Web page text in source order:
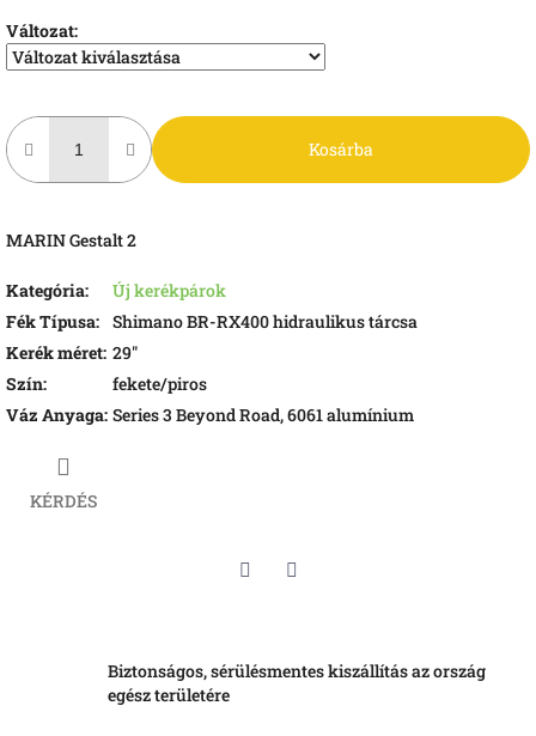
Változat:
Kosárba
MARIN Gestalt 2
Kategória:
Új kerékpárok
Fék Típusa: Shimano BR-RX400 hidraulikus tárcsa
Kerék méret: 29"
Szín:
fekete/piros
Váz Anyaga: Series 3 Beyond Road, 6061 alumínium
KÉRDÉS
Biztonságos, sérülésmentes kiszállítás az ország
egész területére